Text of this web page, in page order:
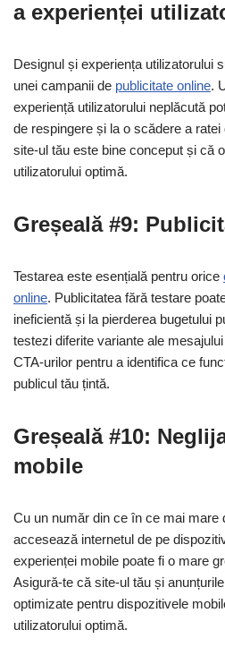
a experienței
Designul și experiența utilizatorului
unei campanii de publicitate online.
experiență utilizatorului neplăcută
de respingere și la o scădere a
site-ul tău este bine conceput și că
utilizatorului optimă.
Greșeală #9:
Testarea este esențială pentru orice
online. Publicitatea fără testare
ineficientă și la pierderea bugetului
testezi diferite variante ale
CTA-urilor pentru a identifica ce
publicul tău țintă.
Greșeală #10:
mobile
Cu un număr din ce în ce mai mare
accesează internetul de pe
experienței mobile poate fi o mare
Asigură-te că site-ul tău și
optimizate pentru dispozitivele
utilizatorului optimă.